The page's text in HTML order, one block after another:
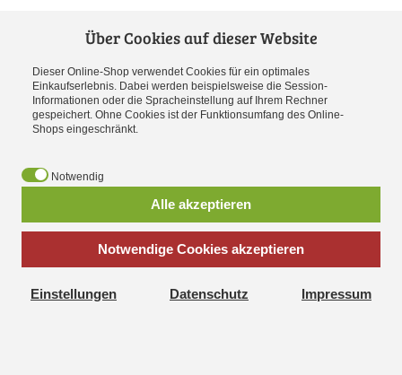
Cookies erleichtern die Bereitstellung unserer Dienste. Mit der
Über Cookies auf dieser Website
Dieser Online-Shop verwendet Cookies für ein optimales
Einkaufserlebnis. Dabei werden beispielsweise die Session-
Informationen oder die Spracheinstellung auf Ihrem Rechner
gespeichert. Ohne Cookies ist der Funktionsumfang des Online-
Shops eingeschränkt.
Notwendig
Alle akzeptieren
Notwendige Cookies akzeptieren
Einstellungen Datenschutz Impressum